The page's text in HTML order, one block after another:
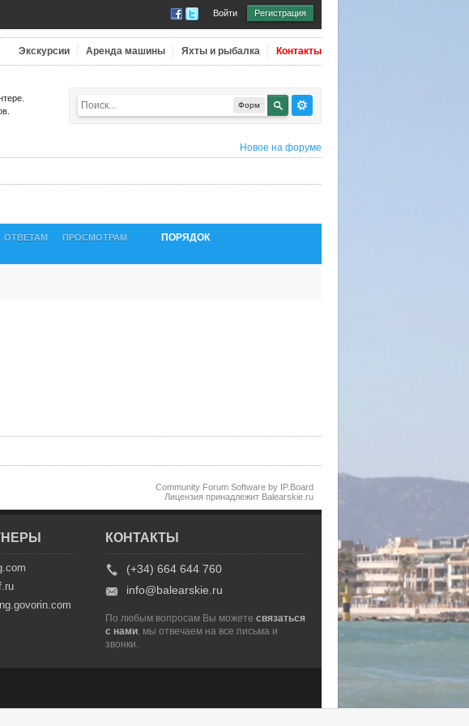
Войти Регистрация
Экскурсии Аренда машины Яхты и рыбалка Контакты
Форм
Новое на форуме
ОТВЕТАМ ПРОСМОТРАМ ПОРЯДОК
Community Forum Software by IP.Board
Лицензия принадлежит Balearskie.ru
КОНТАКТЫ
(+34) 664 644 760
info@balearskie.ru
По любым вопросам Вы можете связаться
с нами , мы отвечаем на все письма и
звонки.